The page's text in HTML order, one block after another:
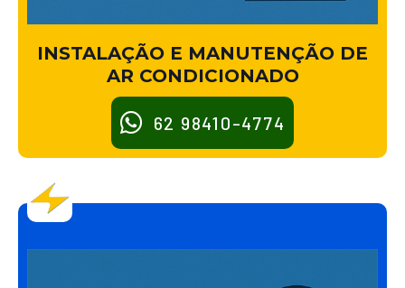
INSTALAÇÃO E MANUTENÇÃO DE
AR CONDICIONADO
62 98410-4774